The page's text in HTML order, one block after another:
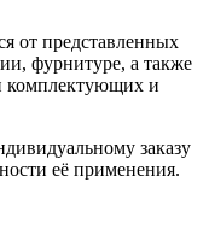
от представленных
фурнитуре, а также
комплектующих и
заказу
её применения.